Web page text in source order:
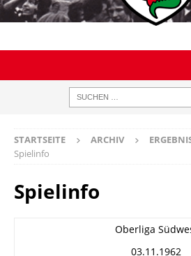
STARTSEITE ARCHIV
Spielinfo
Spielinfo
Oberliga
03.11.1962